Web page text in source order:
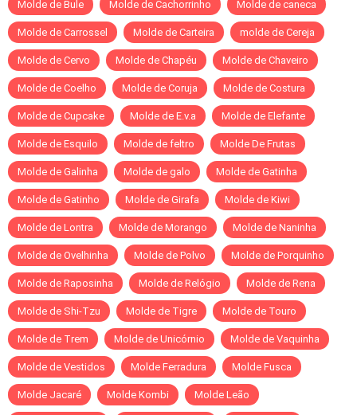
Molde de Bule Molde de Cachorrinho Molde de caneca
Molde de Carrossel Molde de Carteira molde de Cereja
Molde de Cervo Molde de Chapéu Molde de Chaveiro
Molde de Coelho Molde de Coruja Molde de Costura
Molde de Cupcake Molde de E.v.a Molde de Elefante
Molde de Esquilo Molde de feltro Molde De Frutas
Molde de Galinha Molde de galo Molde de Gatinha
Molde de Gatinho Molde de Girafa Molde de Kiwi
Molde de Lontra Molde de Morango Molde de Naninha
Molde de Ovelhinha Molde de Polvo Molde de Porquinho
Molde de Raposinha Molde de Relógio Molde de Rena
Molde de Shi-Tzu Molde de Tigre Molde de Touro
Molde de Trem Molde de Unicórnio Molde de Vaquinha
Molde de Vestidos Molde Ferradura Molde Fusca
Molde Jacaré Molde Kombi Molde Leão